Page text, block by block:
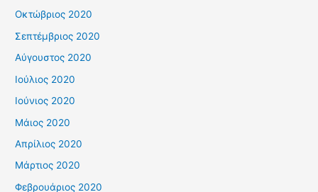
Οκτώβριος 2020
Σεπτέμβριος 2020
Αύγουστος 2020
Ιούλιος 2020
Ιούνιος 2020
Μάιος 2020
Απρίλιος 2020
Μάρτιος 2020
Φεβρουάριος 2020